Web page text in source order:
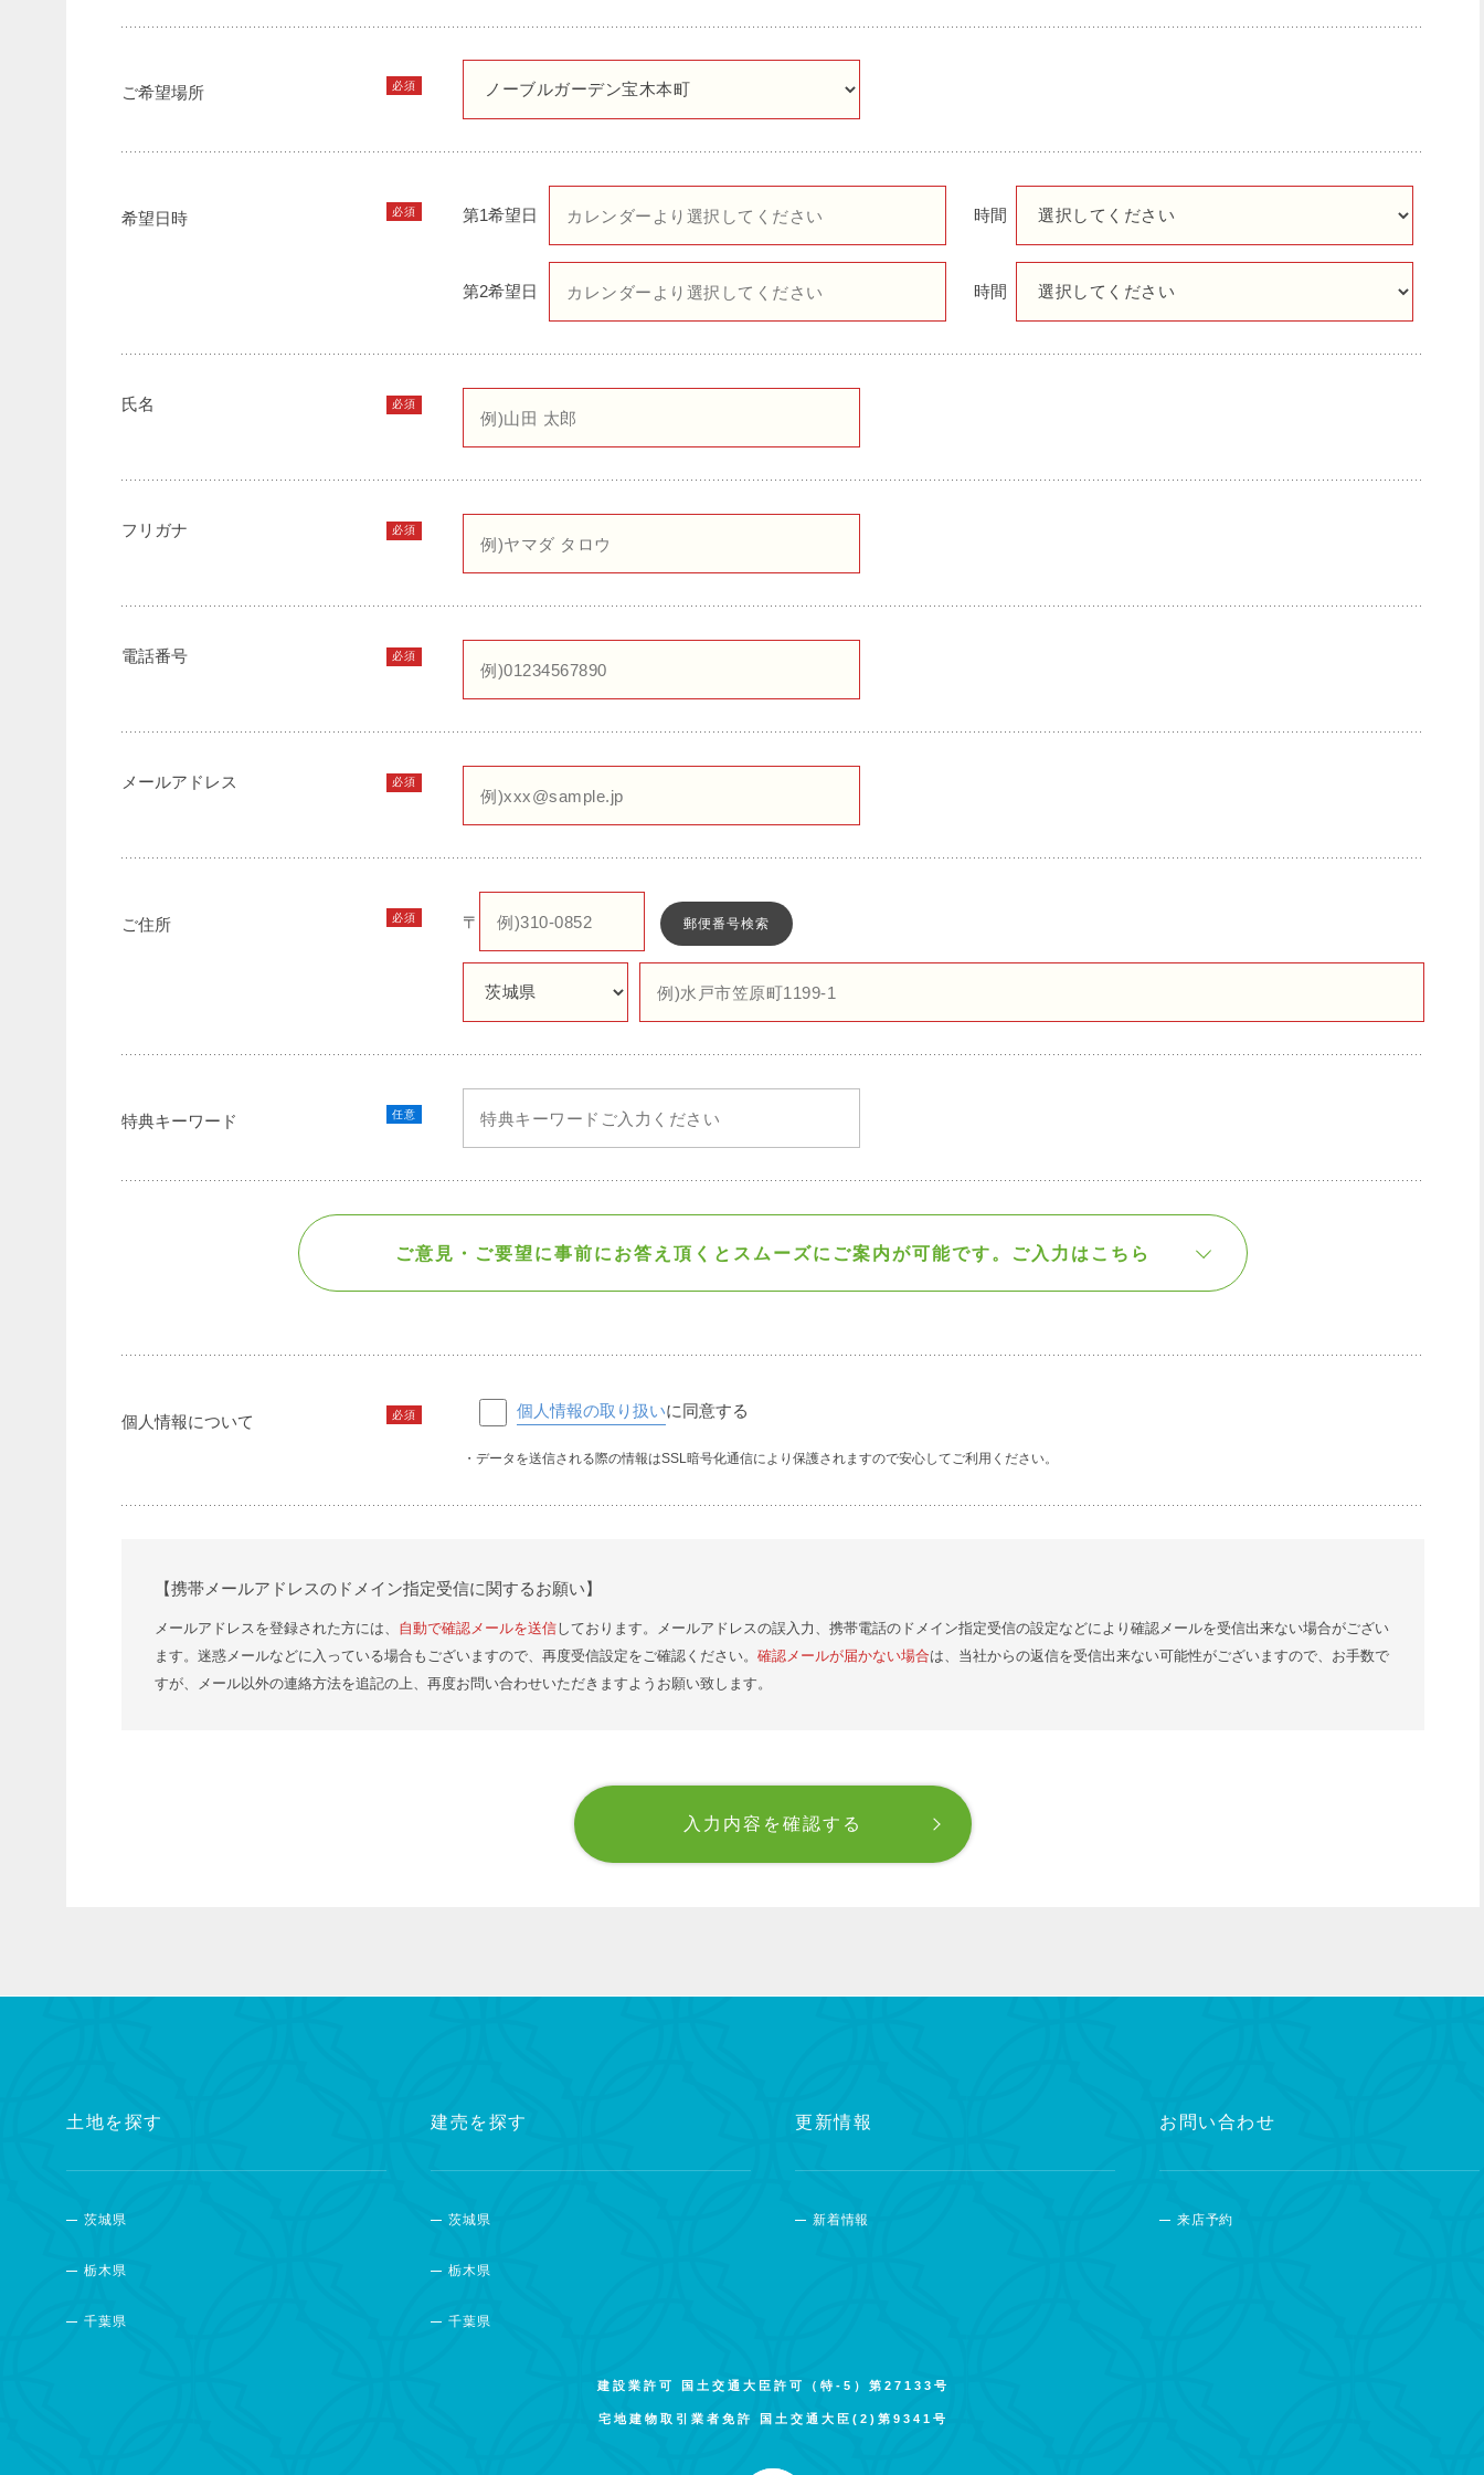
ご希望場所 必須
希望日時 必須 第1希望日 時間
第2希望日 時間
氏名 必須
フリガナ 必須
電話番号 必須
メールアドレス 必須
ご住所 必須 〒 郵便番号検索
特典キーワード 任意
ご意見・ご要望に事前にお答え頂くと スムーズにご案内が可能です。 ご入力はこちら
個人情報について 必須 個人情報の取り扱いに同意する
・データを送信される際の情報はSSL暗号化通信により保護されますので安心してご利用ください。
【携帯メールアドレスのドメイン指定受信に関するお願い】
メールアドレスを登録された方には、 自動で確認メールを送信しております。メールアドレスの誤入力、携帯電話のドメイン指定受信の設定などにより確認メールを受信出来ない場合がござい
ます。迷惑メールなどに入っている場合もございますので、再度受信設定をご確認ください。 確認メールが届かない場合は、当社からの返信を受信出来ない可能性がございますので、お手数で
すが、メール以外の連絡方法を追記の上、再度お問い合わせいただきますようお願い致します。
土地を探す
茨城県
栃木県
千葉県
建売を探す
茨城県
栃木県
千葉県
更新情報
新着情報
お問い合わせ
来店予約
建設業許可 国土交通大臣許可（特-5）第27133号
宅地建物取引業者免許 国土交通大臣(2)第9341号